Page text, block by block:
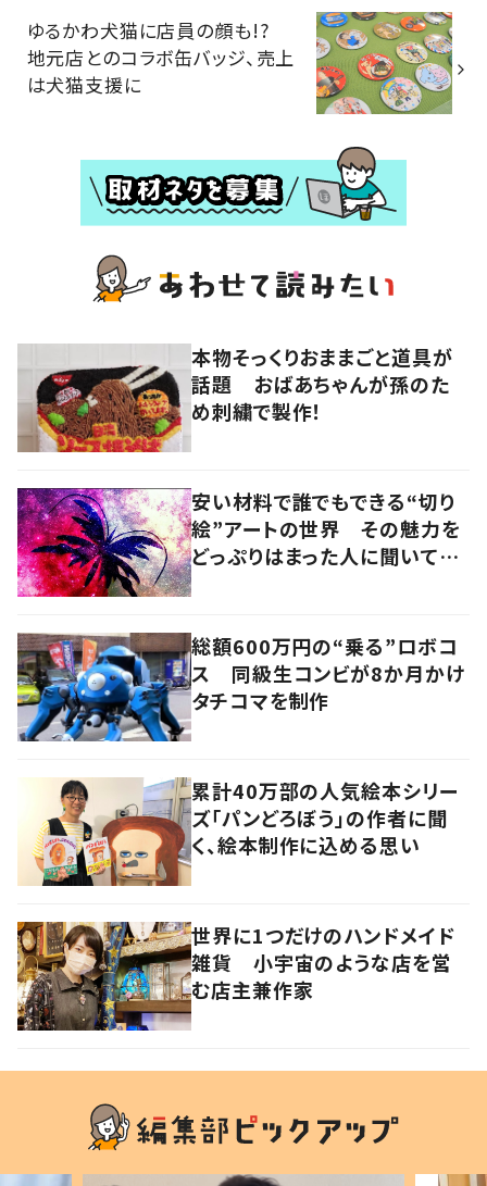
ゆるかわ犬猫に店員の顔も!?
地元店とのコラボ缶バッジ、売上
は犬猫支援に
本物そっくりおままごと道具が
話題 おばあちゃんが孫のた
め刺繍で製作！
安い材料で誰でもできる“切り
絵”アートの世界 その魅力を
どっぷりはまった人に聞いてみ
総額600万円の“乗る”ロボコ
ス 同級生コンビが8か月かけ
タチコマを制作
累計40万部の人気絵本シリー
ズ「パンどろぼう」の作者に聞
く、絵本制作に込める思い
世界に1つだけのハンドメイド
雑貨 小宇宙のような店を営
む店主兼作家